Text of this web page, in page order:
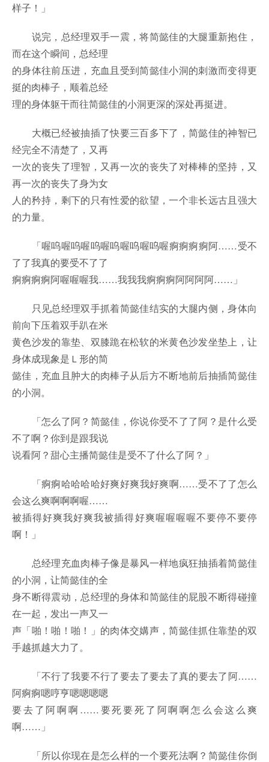
样子！」
说完，总经理双手一震，将简懿佳的大腿重新抱住，
而在这个瞬间，总经理
的身体往前压进，充血且受到简懿佳小洞的刺激而变得更
挺的肉棒子，顺着总经
理的身体躯干而往简懿佳的小洞更深的深处再挺进。
大概已经被抽插了快要三百多下了，简懿佳的神智已
经完全不清楚了，又再
一次的丧失了理智，又再一次的丧失了对棒棒的坚持，又
再一次的丧失了身为女
人的矜持，剩下的只有性爱的欲望，一个非长远古且强大
的力量。
「喔呜喔呜喔呜喔呜喔呜喔呜喔痾痾痾痾阿……受不
了了我真的要受不了了
痾痾痾痾阿喔喔喔我……我我我痾痾痾阿阿阿阿……」
只见总经理双手抓着简懿佳结实的大腿内侧，身体向
前向下压着双手趴在米
黄色沙发的靠垫、双膝跪在松软的米黄色沙发坐垫上，让
身体成现象是Ｌ形的简
懿佳，充血且肿大的肉棒子从后方不断地前后抽插简懿佳
的小洞。
「怎么了阿？简懿佳，你说你受不了了阿？是什么受
不了啊？你到是跟我说
说看阿？甜心主播简懿佳是受不了什么了阿？」
「痾痾哈哈哈哈好爽好爽我好爽啊……受不了了怎么
会这么爽啊啊啊喔……
被插得好爽我好爽我被插得好爽喔喔喔喔不要停不要停
啊！」
总经理充血肉棒子像是暴风一样地疯狂抽插着简懿佳
的小洞，让简懿佳的全
身不断得震动，总经理的身体和简懿佳的屁股不断得碰撞
在一起，发出一声又一
声「啪！啪！啪！」的肉体交媾声，简懿佳抓住靠垫的双
手越抓越大力了。
「不行了我要不行了要去了要去了真的要去了阿……
阿痾痾嗯哼亨嗯嗯嗯嗯
要去了阿啊啊……要死要死了阿啊啊怎么会这么爽
啊……」
「所以你现在是怎么样的一个要死法啊？简懿佳你倒